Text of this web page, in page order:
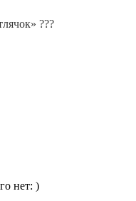
???
нет: )